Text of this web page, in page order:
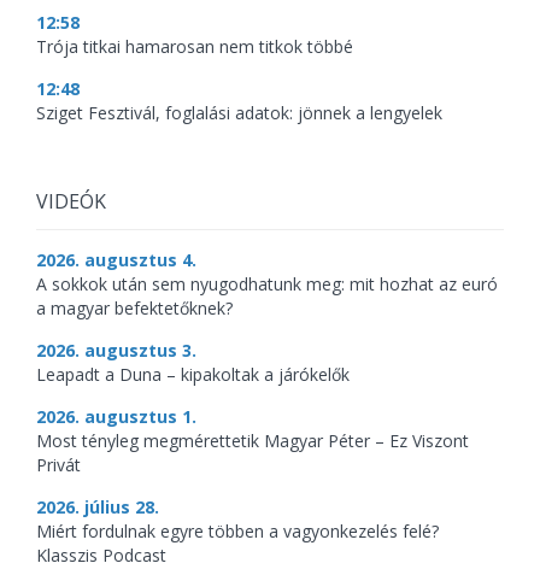
12:58
Trója titkai hamarosan nem titkok többé
12:48
Sziget Fesztivál, foglalási adatok: jönnek a lengyelek
VIDEÓK
2026. augusztus 4.
A sokkok után sem nyugodhatunk meg: mit hozhat az euró
a magyar befektetőknek?
2026. augusztus 3.
Leapadt a Duna – kipakoltak a járókelők
2026. augusztus 1.
Most tényleg megmérettetik Magyar Péter – Ez Viszont
Privát
2026. július 28.
Miért fordulnak egyre többen a vagyonkezelés felé?
Klasszis Podcast